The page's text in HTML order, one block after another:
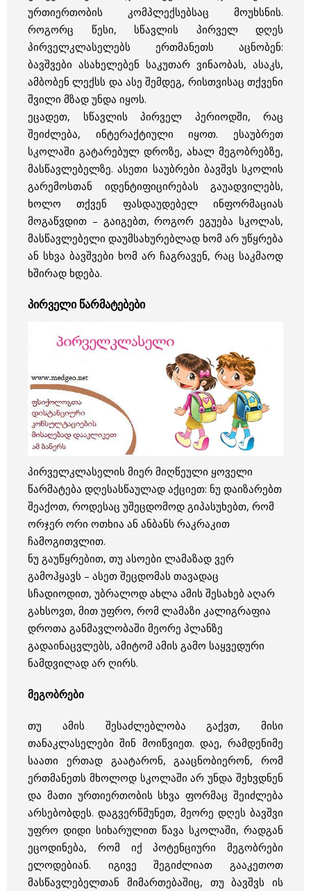
ურთიერთობის კომპლექსებსაც მოუხსნის.
როგორც წესი, სწავლის პირველ დღეს
პირველკლასელებს ერთმანეთს აცნობენ:
ბავშვები ასახელებენ საკუთარ ვინაობას, ასაკს,
ამბობენ ლექსს და ასე შემდეგ, რისთვისაც თქვენი
შვილი მზად უნდა იყოს.
ეცადეთ, სწავლის პირველ პერიოდში, რაც
შეიძლება, ინტერაქტიული იყოთ. ესაუბრეთ
სკოლაში გატარებულ დროზე, ახალ მეგობრებზე,
მასწავლებელზე. ასეთი საუბრები ბავშვს სკოლის
გარემოსთან იდენტიფიცირებას გაუადვილებს,
ხოლო თქვენ ფასდაუდებელ ინფორმაციას
მოგაწვდით – გაიგებთ, როგორ ეგუება სკოლას,
მასწავლებელი დაუმსახურებლად ხომ არ უწყრება
ან სხვა ბავშვები ხომ არ ჩაგრავენ, რაც საკმაოდ
ხშირად ხდება.
პირველი წარმატებები
პირველკლასელის მიერ მიღწეული ყოველი
წარმატება დღესასწაულად აქციეთ: ნუ დაიზარებთ
შეაქოთ, როდესაც უშეცდომოდ გიპასუხებთ, რომ
ორჯერ ორი ოთხია ან ანბანს რაკრაკით
ჩამოგითვლით.
ნუ გაუწყრებით, თუ ასოები ლამაზად ვერ
გამოჰყავს – ასეთ შეცდომას თავადაც
სჩადიოდით, უბრალოდ ახლა ამის შესახებ აღარ
გახსოვთ, მით უფრო, რომ ლამაზი კალიგრაფია
დროთა განმავლობაში მეორე პლანზე
გადაინაცვლებს, ამიტომ ამის გამო საყვედური
ნამდვილად არ ღირს.
მეგობრები
თუ ამის შესაძლებლობა გაქვთ, მისი
თანაკლასელები შინ მოიწვიეთ. დაე, რამდენიმე
საათი ერთად გაატარონ, გააცნობიერონ, რომ
ერთმანეთს მხოლოდ სკოლაში არ უნდა შეხვდნენ
და მათი ურთიერთობის სხვა ფორმაც შეიძლება
არსებობდეს. დაგვერწმუნეთ, მეორე დღეს ბავშვი
უფრო დიდი სიხარულით წავა სკოლაში, რადგან
ეცოდინება, რომ იქ პოტენციური მეგობრები
ელოდებიან. იგივე შეგიძლიათ გააკეთოთ
მასწავლებელთან მიმართებაშიც, თუ ბავშვს ის